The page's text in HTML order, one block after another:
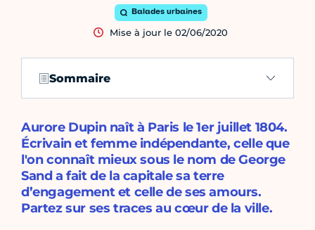
Balades urbaines
Mise à jour le 02/06/2020
Sommaire
Aurore Dupin naît à Paris le 1er juillet 1804.
Écrivain et femme indépendante, celle que
l'on connaît mieux sous le nom de George
Sand a fait de la capitale sa terre
d’engagement et celle de ses amours.
Partez sur ses traces au cœur de la ville.